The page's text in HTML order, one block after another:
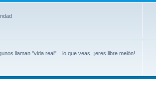
llaman ''vida real''... lo que veas, ¡eres libre melón!